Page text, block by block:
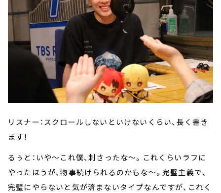
リスナー：スクロールしないといけないくらい、長く書き
ます！
るぅと：いや～これ僕、刺さったな～。これくらいラフに
やったほうが、物事続けられるのかもな～。完璧主義で、
完璧にやらないと気が済まないタイプなんですが、これく